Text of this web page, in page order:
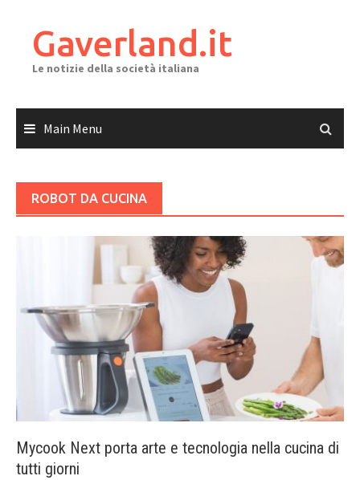
contentGaverland.it
Le notizie della società italiana
Main Menu
ROBOT DA CUCINA
Mycook Next porta arte e tecnologia nella cucina di
tutti giorni